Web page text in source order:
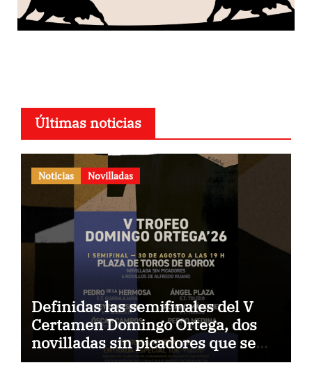
Últimas noticias
Noticias Novilladas
Definidas las semifinales del V
Certamen Domingo Ortega, dos
novilladas sin picadores que se
celebrarán en Borox y Yepes